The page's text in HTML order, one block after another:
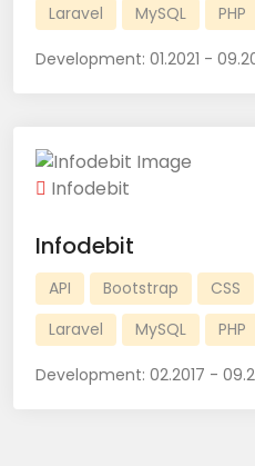
Laravel
MySQL PHP
Development: 01.2021 -
Infodebit
Infodebit
API Bootstrap CSS
Laravel
MySQL PHP
Development: 02.2017 -